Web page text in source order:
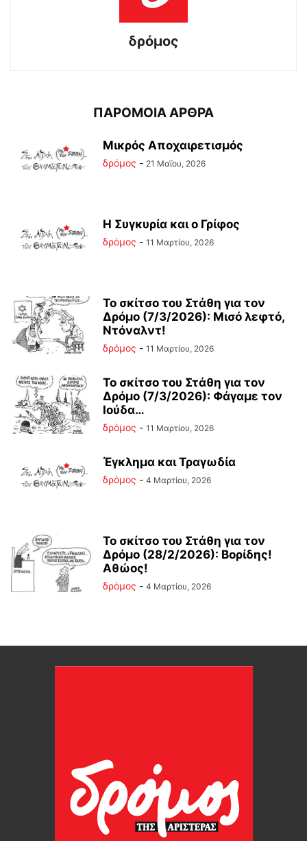
δρόμος
ΠΑΡΟΜΟΙΑ ΑΡΘΡΑ
Μικρός Αποχαιρετισμός
δρόμος - 21 Μαΐου, 2026
Η Συγκυρία και ο Γρίφος
δρόμος - 11 Μαρτίου, 2026
Το σκίτσο του Στάθη για τον
Δρόμο (7/3/2026): Μισό λεφτό,
Ντόναλντ!
δρόμος - 11 Μαρτίου, 2026
Το σκίτσο του Στάθη για τον
Δρόμο (7/3/2026): Φάγαμε τον
Ιούδα…
δρόμος - 11 Μαρτίου, 2026
Έγκλημα και Τραγωδία
δρόμος - 4 Μαρτίου, 2026
Το σκίτσο του Στάθη για τον
Δρόμο (28/2/2026): Βορίδης!
Αθώος!
δρόμος - 4 Μαρτίου, 2026